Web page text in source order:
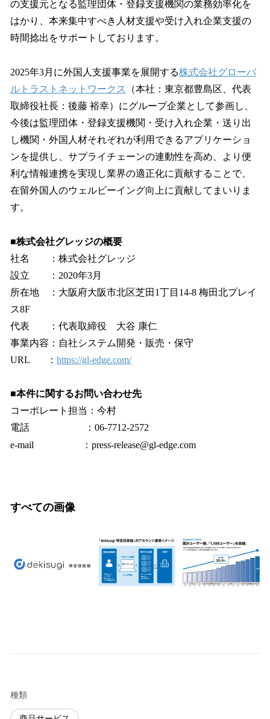
の支援元となる監理団体・登録支援機関の業務効率化を
はかり、本来集中すべき人材支援や受け入れ企業支援の
時間捻出をサポートしております。
2025年3月に外国人支援事業を展開する株式会社グローバ
ルトラストネットワークス
（本社：東京都豊島区、代表
取締役社長：後藤 裕幸）にグループ企業として参画し、
今後は監理団体・登録支援機関・受け入れ企業・送り出
し機関・外国人材それぞれが利用できるアプリケーショ
ンを提供し、サプライチェーンの連動性を高め、より便
利な情報連携を実現し業界の適正化に貢献することで、
在留外国人のウェルビーイング向上に貢献してまいりま
す。
■株式会社グレッジの概要
社名 ：株式会社グレッジ
設立 ：2020年3月
所在地 ：大阪府大阪市北区芝田1丁目14-8 梅田北プレイ
ス8F
代表 ：代表取締役 大谷 康仁
事業内容：自社システム開発・販売・保守
URL ： https://gl-edge.com/
■本件に関するお問い合わせ先
コーポレート担当：今村
電話 ：06-7712-2572
e-mail ：press-release@gl-edge.com
すべての画像
種類